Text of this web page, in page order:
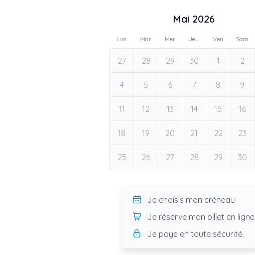
Mai 2026
Lun Mar Mer Jeu Ven Sam
27 28 29 30 1 2
4 5 6 7 8 9
11 12 13 14 15 16
18 19 20 21 22 23
25 26 27 28 29 30
Je choisis mon créneau
Je réserve mon billet en ligne
Je paye en toute sécurité.